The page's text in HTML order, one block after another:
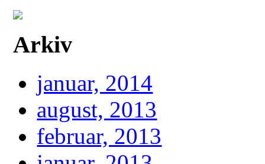
Arkiv
januar, 2014
august, 2013
februar, 2013